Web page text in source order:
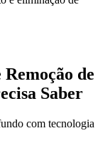
de
Saber
com tecnologia